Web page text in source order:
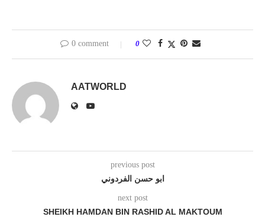
0 comment 0
AATWORLD
previous post
ابو حسن الفردوني
next post
SHEIKH HAMDAN BIN RASHID AL MAKTOUM